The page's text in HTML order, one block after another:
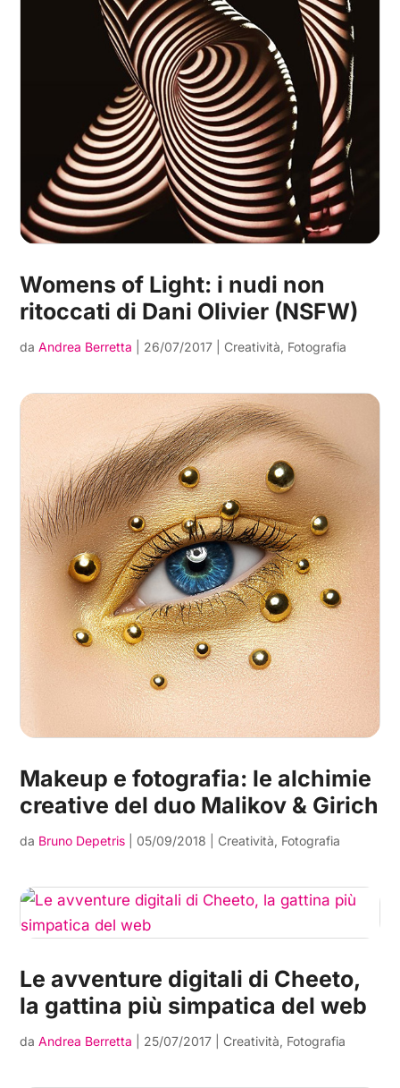
Womens of Light: i nudi non
ritoccati di Dani Olivier (NSFW)
daAndrea Berretta 26/07/2017 Creatività, Fotografia
Makeup e fotografia: le alchimie
creative del duo Malikov & Girich
da Bruno Depetris 05/09/2018 Creatività, Fotografia
Le avventure digitali di Cheeto,
la gattina più simpatica del web
daAndrea Berretta 25/07/2017 Creatività, Fotografia